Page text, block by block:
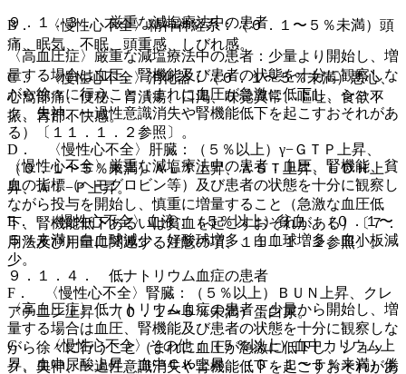
９．１．３． 厳重な減塩療法中の患者
〈高血圧症〉厳重な減塩療法中の患者：少量より開始し、増
量する場合は血圧、腎機能及び患者の状態を十分に観察しな
がら徐々に行うこと（まれに血圧が急激に低下し、ショッ
ク、失神、一過性意識消失や腎機能低下を起こすおそれがあ
る）〔１１．１．２参照〕。
〈慢性心不全〉厳重な減塩療法中の患者：血圧、腎機能、貧
血の指標（ヘモグロビン等）及び患者の状態を十分に観察し
ながら投与を開始し、慎重に増量すること（急激な血圧低
下、腎機能低下あるいは貧血を起こすおそれがある）〔７．
用法及び用量に関連する注意の項、１１．１．２参照〕。
９．１．４． 低ナトリウム血症の患者
〈高血圧症〉低ナトリウム血症の患者：少量から開始し、増
量する場合は血圧、腎機能及び患者の状態を十分に観察しな
がら徐々に行うこと（まれに血圧が急激に低下し、ショッ
ク、失神、一過性意識消失や腎機能低下を起こすおそれがあ
B． 〈慢性心不全〉精神神経系：（０．１〜５％未満）頭
痛、眠気、不眠、頭重感、しびれ感。
C． 〈慢性心不全〉消化器：（０．１〜５％未満）悪心、
心窩部痛、便秘、胃潰瘍、口渇、味覚異常、嘔吐、食欲不
振、胃部不快感。
D． 〈慢性心不全〉肝臓：（５％以上）γ−ＧＴＰ上昇、
（０．１〜５％未満）ＡＬＴ上昇、ＡＳＴ上昇、ＬＤＨ上
昇、Ａｌ−Ｐ上昇。
E． 〈慢性心不全〉血液：（５％以上）貧血、（０．１〜
５％未満）白血球減少、好酸球増多、白血球増多、血小板減
少。
F． 〈慢性心不全〉腎臓：（５％以上）ＢＵＮ上昇、クレ
アチニン上昇、（０．１〜５％未満）蛋白尿。
G． 〈慢性心不全〉その他：（５％以上）血中カリウム上
昇、血中尿酸上昇、血中ＣＫ上昇、（０．１〜５％未満）倦